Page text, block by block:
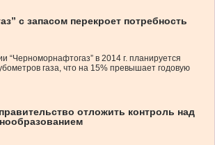
с запасом перекроет потребность
“Черноморнафтогаз” в 2014 г. планируется
газа, что на 15% превышает годовую
отложить контроль над